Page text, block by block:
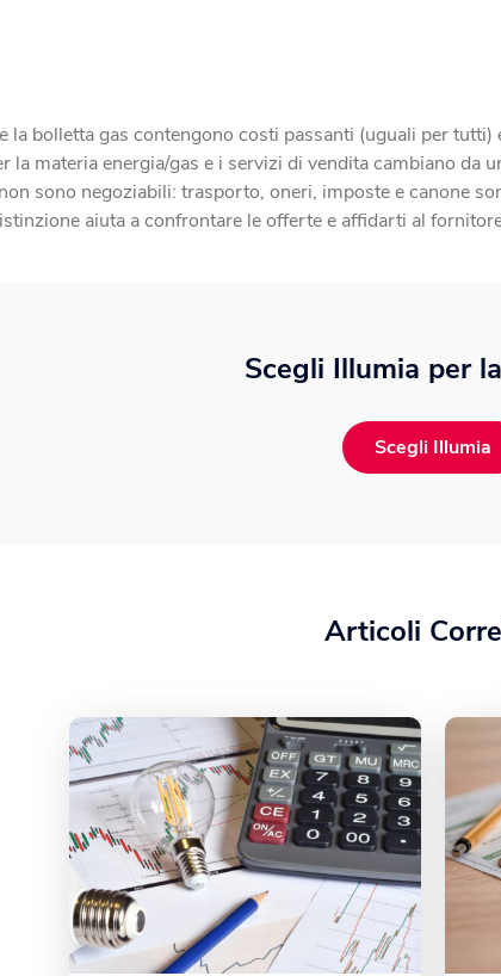
la bolletta gas contengono costi passanti (uguali per
la materia energia/gas e i servizi di vendita cambiano da
sono negoziabili: trasporto, oneri, imposte e canone
aiuta a confrontare le offerte e affidarti al
Scegli Illumia per
Scegli Illumia
Articoli